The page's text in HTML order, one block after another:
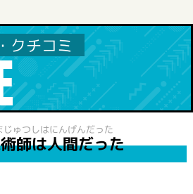
クチコミ
ゅつしはにんげんだった
師は人間だった